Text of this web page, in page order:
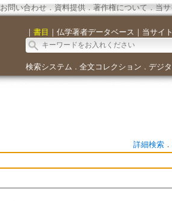
お問い合わせ． 資料提供． 著作権について．当
｜ 書目 ｜ 仏学著者データベース ｜ 当サイ
検索システム ． 全文コレクション ． デジ
詳細検索．